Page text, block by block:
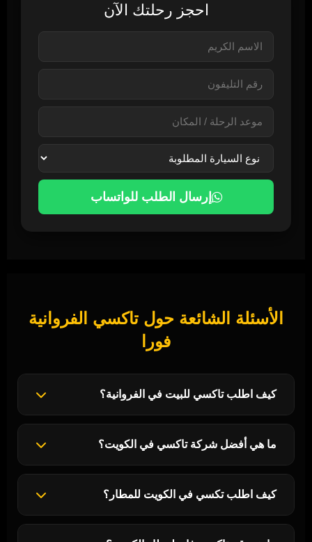
احجز رحلتك الآن
إرسال الطلب للواتساب
الأسئلة الشائعة حول تاكسي الفروانية
فورا
كيف اطلب تاكسي للبيت في الفروانية؟
ما هي أفضل شركة تاكسي في الكويت؟
كيف اطلب تكسي في الكويت للمطار؟